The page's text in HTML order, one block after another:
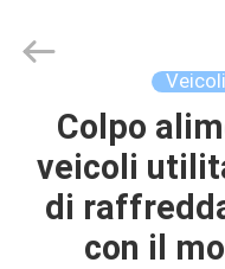
CASA
PRODOTTI
Rongyao
Vehicle
Colpo
veicoli
di
con il